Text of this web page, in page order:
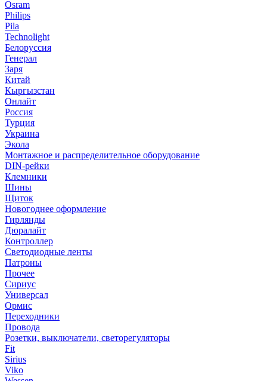
Osram
Philips
Pila
Technolight
Белоруссия
Генерал
Заря
Китай
Кыргызстан
Онлайт
Россия
Турция
Украина
Экола
Монтажное и распределительное оборудование
DIN-рейки
Клемники
Шины
Щиток
Новогоднее оформление
Гирлянды
Дюралайт
Контроллер
Светодиодные ленты
Патроны
Прочее
Сириус
Универсал
Ормис
Переходники
Провода
Розетки, выключатели, светорегуляторы
Fit
Sirius
Viko